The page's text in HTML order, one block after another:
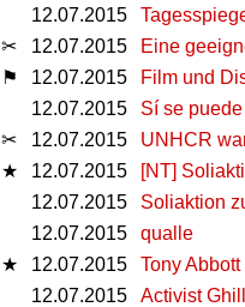
12.07.2015
✂ 12.07.2015
Eine
⚑ 12.07.2015
Film und
12.07.2015
Sí se puede
✂ 12.07.2015
UNHCR
★ 12.07.2015
[NT]
12.07.2015
Soliaktion
12.07.2015
qualle
★ 12.07.2015
Tony
12.07.2015
Activist